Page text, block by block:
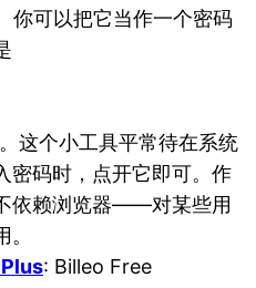
你可以把它当作一个密码
这个小工具平常待在系统
密码时，点开它即可。作
依赖浏览器——对某些用
: Billeo Free